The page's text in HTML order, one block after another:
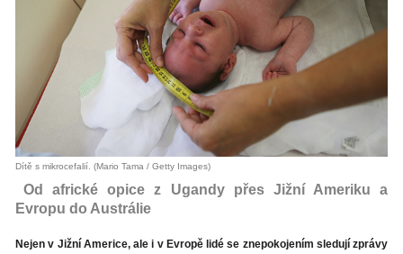
Dítě s mikrocefalií. (Mario Tama / Getty Images)
Od africké opice z Ugandy přes Jižní Ameriku a
Evropu do Austrálie
Nejen v Jižní Americe, ale i v Evropě lidé se znepokojením sledují zprávy